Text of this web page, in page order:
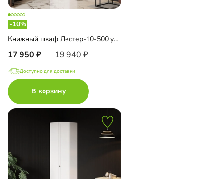
-10%
Книжный шкаф Лестер-10-500 угловой
17 950 19 940
Доступно для доставки
В корзину